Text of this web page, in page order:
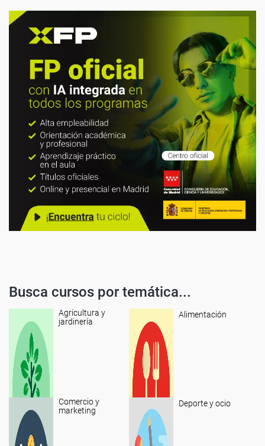
Busca cursos por temática...
Agricultura y
jardinería
Alimentación
Comercio y
marketing
Deporte y ocio